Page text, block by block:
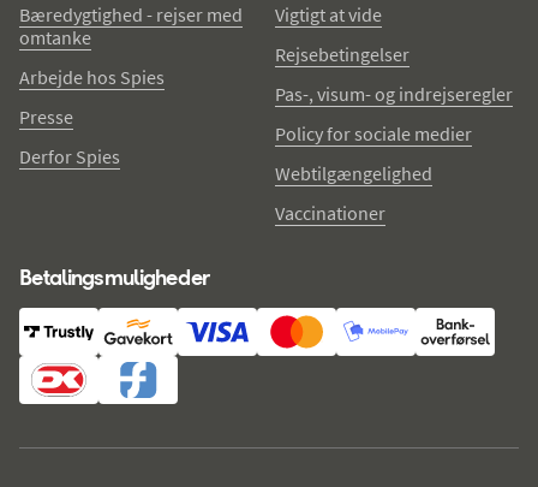
Bæredygtighed - rejser med
omtanke
Arbejde hos Spies
Presse
Derfor Spies
Vigtigt at vide
Rejsebetingelser
Pas-, visum- og indrejseregler
Policy for sociale medier
Webtilgængelighed
Vaccinationer
Betalingsmuligheder